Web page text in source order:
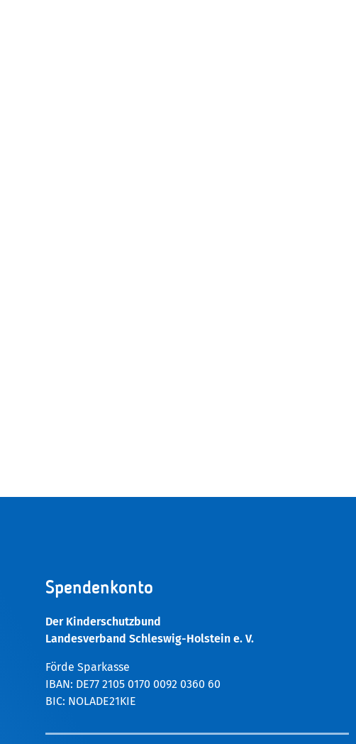
Spendenkonto
Der Kinderschutzbund
Landesverband Schleswig-Holstein e. V.
Förde Sparkasse
IBAN: DE77 2105 0170 0092 0360 60
BIC: NOLADE21KIE